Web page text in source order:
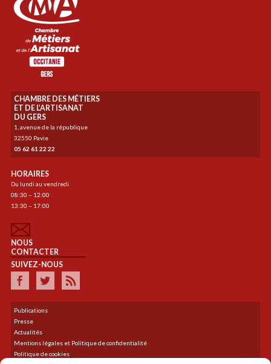
CHAMBRE DES MÉTIERS
ET DE L’ARTISANAT
DU GERS
1, avenue de la république
32550 Pavie
05 62 61 22 22
HORAIRES
Du lundi au vendredi
08:30 – 12:00
13:30 – 17:00
NOUS
CONTACTER
SUIVEZ-NOUS
Publications
Presse
Actualités
Mentions légales et Politique de confidentialité
Politique de cookies